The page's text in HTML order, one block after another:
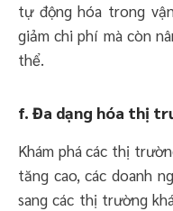
tự động hóa trong
giảm chi phí mà còn
thể.
f. Đa dạng hóa thị
Khám phá các thị
tăng cao, các doanh
sang các thị trường